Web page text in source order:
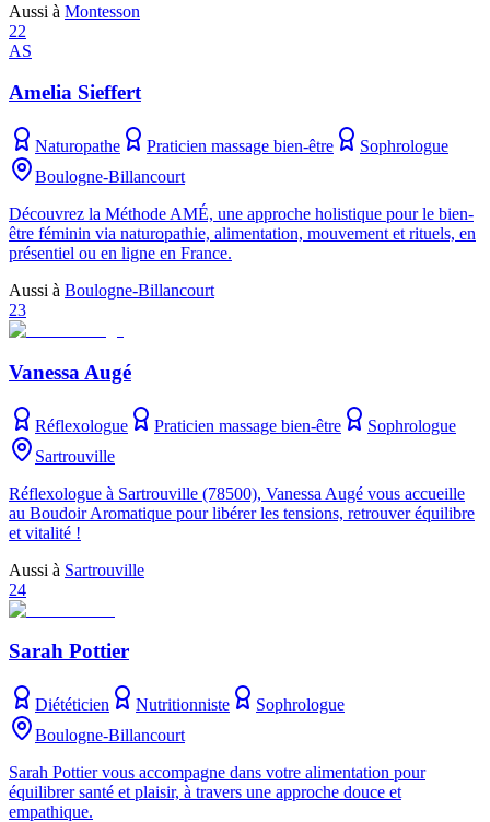
Aussi à Montesson
22
AS
Amelia Sieffert
Naturopathe Praticien massage bien-être
Sophrologue
Boulogne-Billancourt
Découvrez la Méthode AMÉ, une approche holistique pour le bien-
être féminin via naturopathie, alimentation, mouvement et rituels, en
présentiel ou en ligne en France.
Aussi à Boulogne-Billancourt
23
Vanessa Augé
Réflexologue Praticien massage bien-être
Sophrologue
Sartrouville
Réflexologue à Sartrouville (78500), Vanessa Augé vous accueille
au Boudoir Aromatique pour libérer les tensions, retrouver équilibre
et vitalité !
Aussi à Sartrouville
24
Sarah Pottier
Diététicien Nutritionniste
Sophrologue
Boulogne-Billancourt
Sarah Pottier vous accompagne dans votre alimentation pour
équilibrer santé et plaisir, à travers une approche douce et
empathique.